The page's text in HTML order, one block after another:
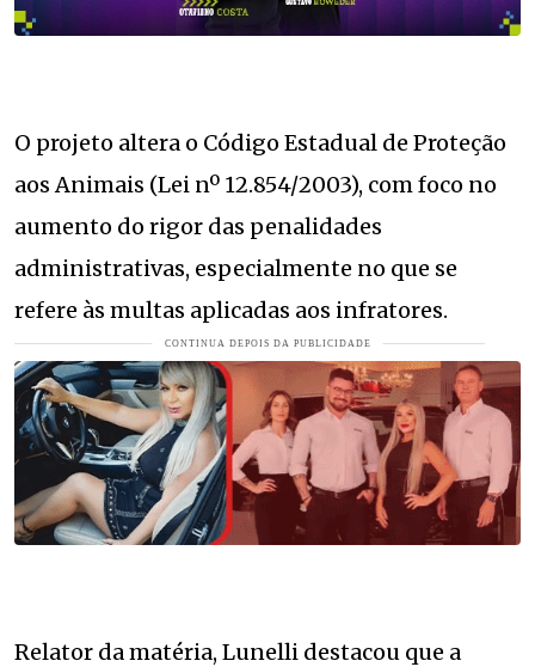
O projeto altera o Código Estadual de Proteção
aos Animais (Lei nº 12.854/2003), com foco no
aumento do rigor das penalidades
administrativas, especialmente no que se
refere às multas aplicadas aos infratores.
Relator da matéria, Lunelli destacou que a